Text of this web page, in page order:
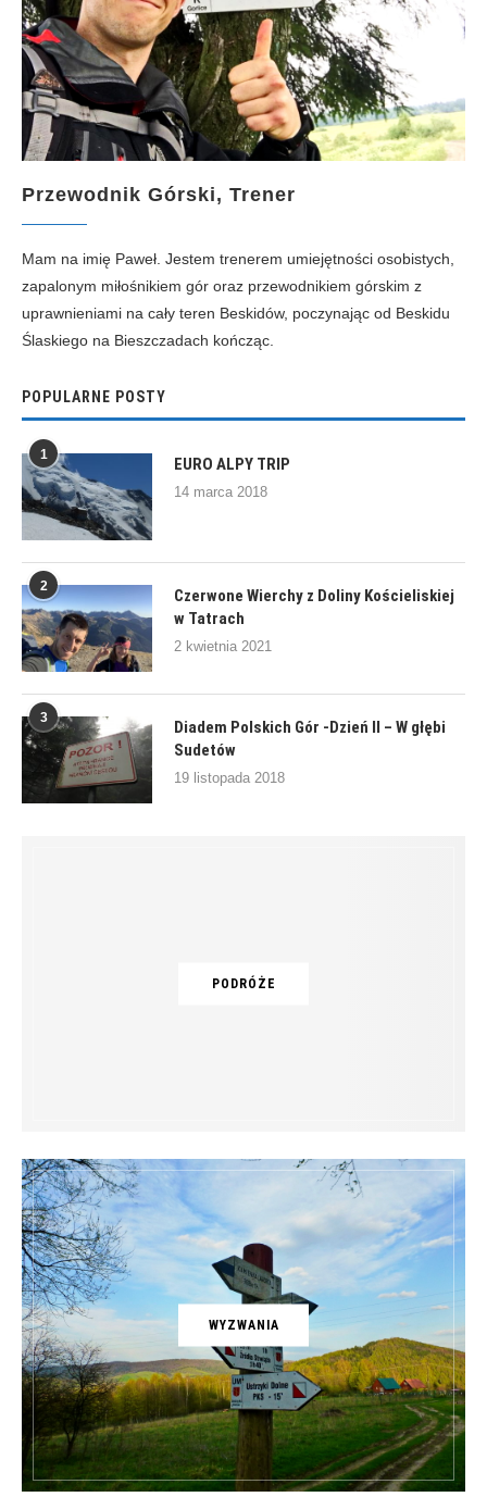
Przewodnik Górski, Trener
Mam na imię Paweł. Jestem trenerem umiejętności osobistych,
zapalonym miłośnikiem gór oraz przewodnikiem górskim z
uprawnieniami na cały teren Beskidów, poczynając od Beskidu
Ślaskiego na Bieszczadach kończąc.
POPULARNE POSTY
1 EURO ALPY TRIP
14 marca 2018
2
Czerwone Wierchy z Doliny Kościeliskiej
w Tatrach
2 kwietnia 2021
3
Diadem Polskich Gór -Dzień II – W głębi
Sudetów
19 listopada 2018
PODRÓŻE
WYZWANIA